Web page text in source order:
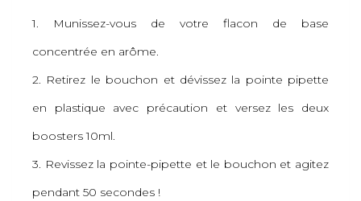
1. Munissez-vous de votre flacon de base
concentrée en arôme.
2. Retirez le bouchon et dévissez la pointe pipette
en plastique avec précaution et versez les deux
boosters 10ml.
3. Revissez la pointe-pipette et le bouchon et agitez
pendant 50 secondes !